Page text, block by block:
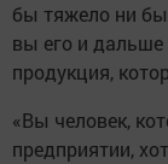
бы тяжело ни
вы его и дальше
продукция,
«Вы человек,
предприятии,